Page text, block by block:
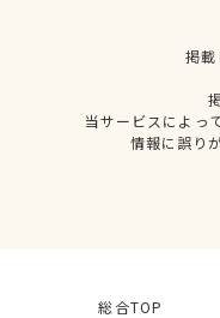
掲
当サービスによっ
情報に誤り
総合TOP